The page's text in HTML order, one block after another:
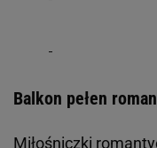
Balkon pełen
Miłośniczki